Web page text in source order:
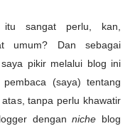
itu sangat perlu, kan,
umum? Dan sebagai
pikir melalui blog ini
(saya) tentang
tanpa perlu khawatir
denganniche blog